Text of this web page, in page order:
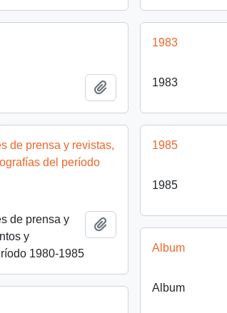
Añadir al portapapeles
1983
1983
de prensa y revistas,
del período
de prensa y
y
1980-1985
Añadir al portapapeles
1985
1985
Album
Album